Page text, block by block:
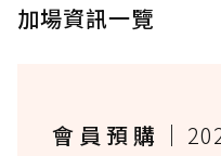
加場資訊一覽
會員預購｜